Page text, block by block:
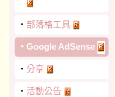
‧ 部落格工具
‧ Google AdSense
‧ 分享
‧ 活動公告